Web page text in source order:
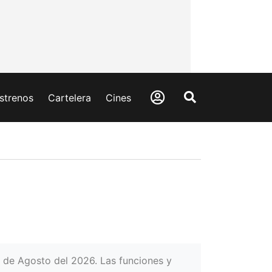
Cartelera Cines
Agosto del 2026. Las funciones y